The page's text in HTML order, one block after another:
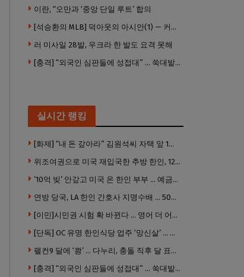
이란, “오만과 ‘중앙 단일 루트’ 합의
[석승환의 MLB] 덕아웃의 아시안(1) — 커트 스즈키가 우리에게 묻는 것
러 미사일 28발, 우크라 한 발도 요격 못해
[충격] “외국인 심판들에 성접대” … 쑥대밭된 축협 어디까지 추락하나
실시간 랭킹
[화제] “내 돈 갚아라” 김원석씨 자택 앞 1인 광대 시위 … 한인 투자사, “108만 달러 못받아”
위조여권으로 미국 재입국한 추방 한인, 120만 달러 은행 사기 행각
’10억 빚’ 안갚고 미국 온 한인 부부 … 예금보험공사, 미국서 소송
연방 당국, LA 한인 간호사 지명수배 … 500만 달러 메디캐어 사기, 선고 직전 한국 도주
[이민]시민권 시험 확 바뀐다 … 영어 더 어렵게, 민간시험 도입 추진
[단독] OC 유명 한인식당 업주 ‘망신살’ … 육류대금 안 갚자 식당서 공개추심
팰컨9 달에 ‘쾅’ … 다누리, 충돌 직후 달 표면 촬영 유일 탐사선
[충격] “외국인 심판들에 성접대” … 쑥대밭된 축협 어디까지 추락하나